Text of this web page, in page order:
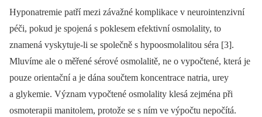
Hyponatremie patří mezi závažné komplikace v neurointenzivní
péči, pokud je spojená s poklesem efektivní osmolality, to
znamená vyskytuje-li se společně s hypoosmolalitou séra [3].
Mluvíme ale o měřené sérové osmolalitě, ne o vypočtené, která je
pouze orientační a je dána součtem koncentrace natria, urey
a glykemie. Význam vypočtené osmolality klesá zejména při
osmoterapii manitolem, protože se s ním ve výpočtu nepočítá.